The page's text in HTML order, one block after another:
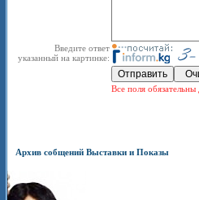
Введите ответ
указанный на картинке:
Все поля обязательны
Архив собщений Выставки и Показы